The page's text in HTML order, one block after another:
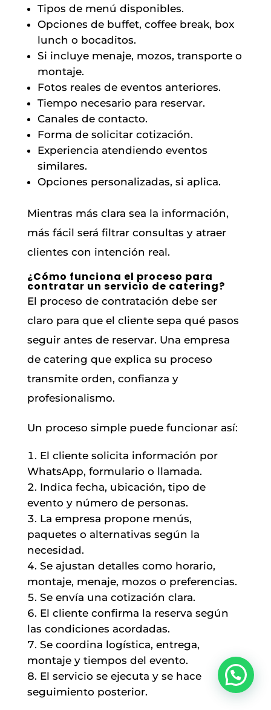
Tipos de menú disponibles.
Opciones de buffet, coffee break, box
lunch o bocaditos.
Si incluye menaje, mozos, transporte o
montaje.
Fotos reales de eventos anteriores.
Tiempo necesario para reservar.
Canales de contacto.
Forma de solicitar cotización.
Experiencia atendiendo eventos
similares.
Opciones personalizadas, si aplica.
Mientras más clara sea la información,
más fácil será filtrar consultas y atraer
clientes con intención real.
¿Cómo funciona el proceso para
contratar un servicio de catering?
El proceso de contratación debe ser
claro para que el cliente sepa qué pasos
seguir antes de reservar. Una empresa
de catering que explica su proceso
transmite orden, confianza y
profesionalismo.
Un proceso simple puede funcionar así:
El cliente solicita información por
WhatsApp, formulario o llamada.
Indica fecha, ubicación, tipo de
evento y número de personas.
La empresa propone menús,
paquetes o alternativas según la
necesidad.
Se ajustan detalles como horario,
montaje, menaje, mozos o preferencias.
Se envía una cotización clara.
El cliente confirma la reserva según
las condiciones acordadas.
Se coordina logística, entrega,
montaje y tiempos del evento.
El servicio se ejecuta y se hace
seguimiento posterior.